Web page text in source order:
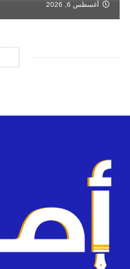
أغسطس 6, 2026